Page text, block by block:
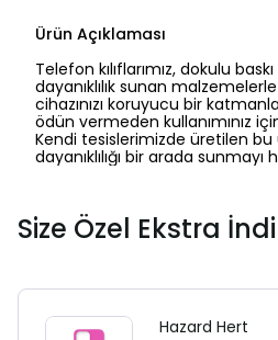
Ürün Açıklaması
Telefon kılıflarımız, dokulu
dayanıklılık sunan
cihazınızı koruyucu bir
ödün vermeden kullanımınız
Kendi tesislerimizde üretilen bu
dayanıklılığı bir arada sunmayı
Size Özel Ekstra
Hazard Hert
SAFARİ
Ödeme ekranı
Lütfen